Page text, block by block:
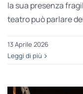
la sua presenza
teatro può parlare
13 Aprile 2026
Leggi di più